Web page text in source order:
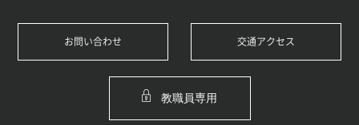
お問い合わせ 交通アクセス
教職員専用